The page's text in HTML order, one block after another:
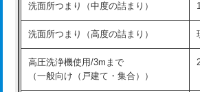
洗面台設置
バスタブ設置
追加人工
持込商品取付（浄水器・分岐水栓）
給水管工事※（ホール加工)
給水管工事※（バンド止め)
洗面所つまり（中度の詰まり）
洗面所つまり（高度の詰まり）
高圧洗浄機使用/3mまで
（一般向け（戸建て・集合））